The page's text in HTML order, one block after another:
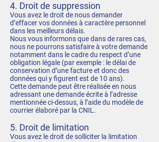
4. Droit de suppression
Vous avez le droit de nous demander
d’effacer vos données à caractère personnel
dans les meilleurs délais.
Nous vous informons que dans de rares cas,
nous ne pourrons satisfaire à votre demande
notamment dans le cadre du respect d’une
obligation légale (par exemple : le délai de
conservation d’une facture et donc des
données qui y figurent est de 10 ans).
Cette demande peut être réalisée en nous
adressant une demande écrite à l’adresse
mentionnée ci-dessus, à l’aide du modèle de
courrier élaboré par la CNIL.
5. Droit de limitation
Vous avez le droit de solliciter la limitation